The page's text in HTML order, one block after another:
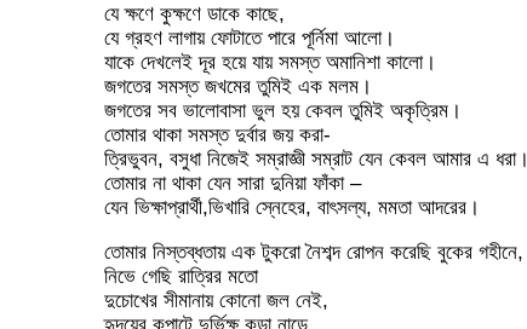
যে ক্ষণে কুক্ষণে ডাকে কাছে,
যে গ্রহণ লাগায় ফোটাতে পারে পূর্নিমা আলো।
যাকে দেখলেই দূর হয়ে যায় সমস্ত অমানিশা কালো।
জগতের সমস্ত জখমের তুমিই এক মলম।
জগতের সব ভালোবাসা ভুল হয় কেবল তুমিই অকৃত্রিম।
তোমার থাকা সমস্ত দুর্বার জয় করা-
ত্রিভুবন, বসুধা নিজেই সম্রাজ্ঞী সম্রাট যেন কেবল আমার এ ধরা।
তোমার না থাকা যেন সারা দুনিয়া ফাঁকা –
যেন ভিক্ষাপ্রার্থী,ভিখারি স্নেহের, বাৎসল্য, মমতা আদরের।
তোমার নিস্তব্ধতায় এক টুকরো নৈশব্দ রোপন করেছি বুকের গহীনে,
নিভে গেছি রাত্রির মতো
দুচোখের সীমানায় কোনো জল নেই,